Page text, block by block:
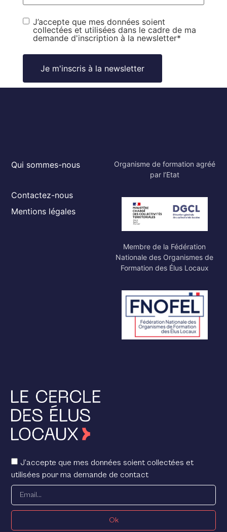
RGPD*
J’accepte que mes données soient
collectées et utilisées dans le cadre de ma
demande d'inscription à la newsletter*
J’accepte que mes données soient collectées et
utilisées pour ma demande de contact
Ok
Organisme de formation agréé
par l’Etat
Membre de la Fédération
Nationale des Organismes de
Formation des Élus Locaux
Qui sommes-nous
Contactez-nous
Mentions légales